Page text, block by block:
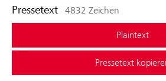
Pressetext 4832 Zeichen
Plaintext
Pressetext